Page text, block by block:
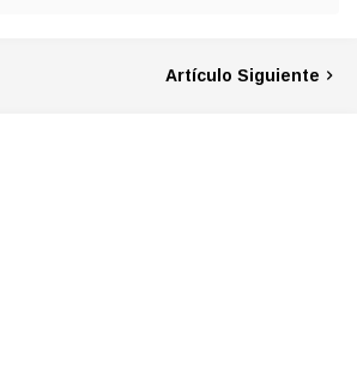
Artículo Siguiente